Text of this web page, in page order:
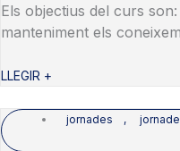
Els objectius del curs
manteniment els
LLEGIR +
jornades ,